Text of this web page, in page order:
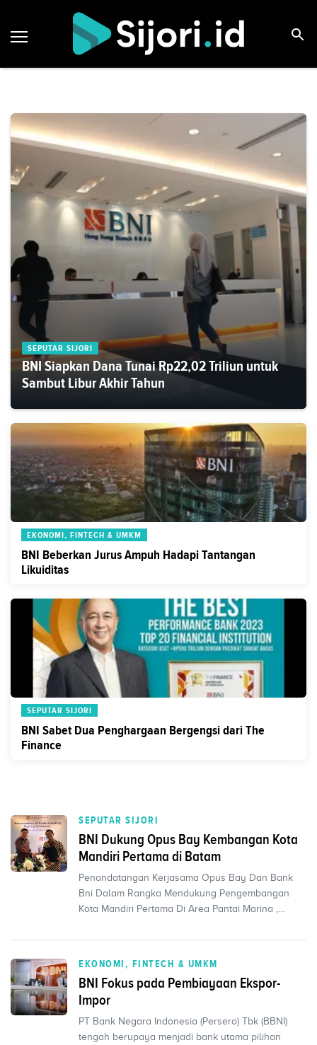
SEPUTAR SIJORI
BNI Siapkan Dana Tunai Rp22,02 Triliun untuk
Sambut Libur Akhir Tahun
EKONOMI, FINTECH & UMKM
BNI Beberkan Jurus Ampuh Hadapi Tantangan
Likuiditas
SEPUTAR SIJORI
BNI Sabet Dua Penghargaan Bergengsi dari The
Finance
SEPUTAR SIJORI
BNI Dukung Opus Bay Kembangan Kota
Mandiri Pertama di Batam
Penandatangan Kerjasama Opus Bay Dan Bank
Bni Dalam Rangka Mendukung Pengembangan
Kota Mandiri Pertama Di Area Pantai Marina ,
EKONOMI, FINTECH & UMKM
BNI Fokus pada Pembiayaan Ekspor-
Impor
PT Bank Negara Indonesia (Persero) Tbk (BBNI)
tengah berupaya menjadi bank utama pilihan